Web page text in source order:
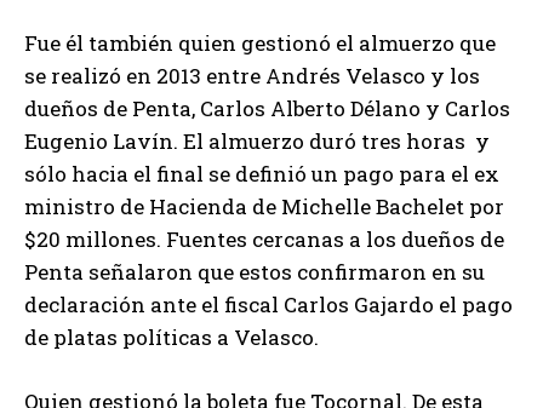
Fue él también quien gestionó el almuerzo que
se realizó en 2013 entre Andrés Velasco y los
dueños de Penta, Carlos Alberto Délano y Carlos
Eugenio Lavín. El almuerzo duró tres horas y
sólo hacia el final se definió un pago para el ex
ministro de Hacienda de Michelle Bachelet por
$20 millones. Fuentes cercanas a los dueños de
Penta señalaron que estos confirmaron en su
declaración ante el fiscal Carlos Gajardo el pago
de platas políticas a Velasco.
Quien gestionó la boleta fue Tocornal. De esta